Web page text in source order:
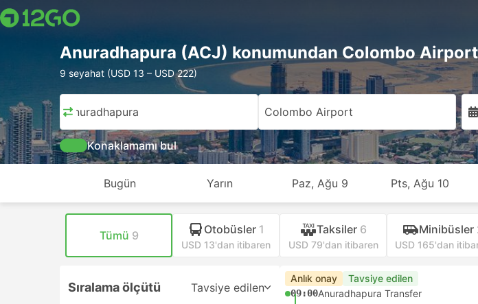
Anuradhapura (ACJ) konumundan Colombo
9 seyahat (USD 13 – USD 222)
Anuradhapura Colombo Airport
Konaklamamı bul
Bugün Yarın Paz, Ağu 9 Pts, Ağu 10
Tümü 9 Otobüsler 1
USD 13'dan itibaren
Taksiler 6
USD 79'dan itibaren
Minibüsler
USD 165'dan
Sıralama ölçütü Tavsiye edilen
Anlık onay Tavsiye edilen
09:00Anuradhapura Transfer